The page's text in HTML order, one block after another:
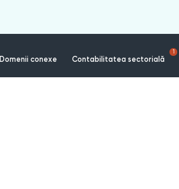
Domenii conexe Contabilitatea sectorială
1